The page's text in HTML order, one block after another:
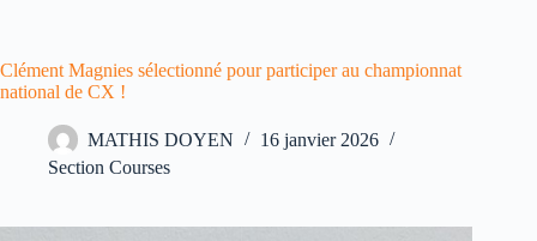
Clément Magnies sélectionné pour participer au championnat
national de CX !
MATHIS DOYEN
16 janvier 2026
Section Courses